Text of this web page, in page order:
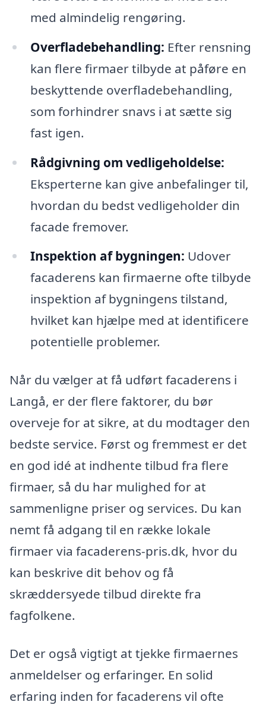
med almindelig rengøring.
Overfladebehandling: Efter rensning
kan flere firmaer tilbyde at påføre en
beskyttende overfladebehandling,
som forhindrer snavs i at sætte sig
fast igen.
Rådgivning om vedligeholdelse:
Eksperterne kan give anbefalinger til,
hvordan du bedst vedligeholder din
facade fremover.
Inspektion af bygningen: Udover
facaderens kan firmaerne ofte tilbyde
inspektion af bygningens tilstand,
hvilket kan hjælpe med at identificere
potentielle problemer.
Når du vælger at få udført facaderens i
Langå, er der flere faktorer, du bør
overveje for at sikre, at du modtager den
bedste service. Først og fremmest er det
en god idé at indhente tilbud fra flere
firmaer, så du har mulighed for at
sammenligne priser og services. Du kan
nemt få adgang til en række lokale
firmaer via facaderens-pris.dk, hvor du
kan beskrive dit behov og få
skræddersyede tilbud direkte fra
fagfolkene.
Det er også vigtigt at tjekke firmaernes
anmeldelser og erfaringer. En solid
erfaring inden for facaderens vil ofte